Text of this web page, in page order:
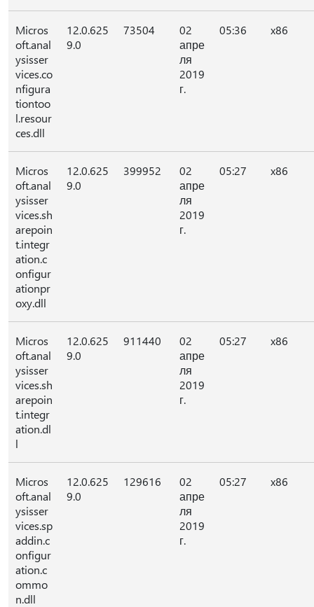
Micros
oft.anal
ysisser
vices.co
nfigura
tiontoo
l.resour
ces.dll
12.0.625
9.0
73504
02
апре
ля
2019
г.
05:36 x86
Micros
oft.anal
ysisser
vices.sh
arepoin
t.integr
ation.c
onfigur
ationpr
oxy.dll
12.0.625
9.0
399952
02
апре
ля
2019
г.
05:27 x86
Micros
oft.anal
ysisser
vices.sh
arepoin
t.integr
ation.dl
l
12.0.625
9.0
911440
02
апре
ля
2019
г.
05:27 x86
Micros
oft.anal
ysisser
vices.sp
addin.c
onfigur
ation.c
ommo
n.dll
12.0.625
9.0
129616
02
апре
ля
2019
г.
05:27 x86